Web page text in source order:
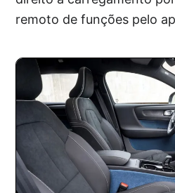
remoto de funções pelo